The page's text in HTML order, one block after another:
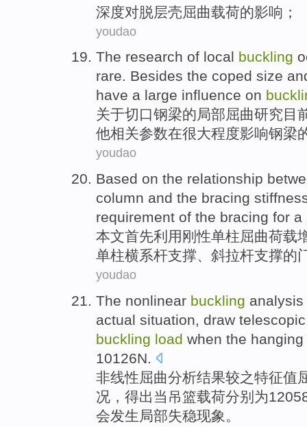
深度对脱层壳屈曲载荷的影响 ；
youdao
The research of local buckling
rare. Besides the coped size
have a large influence on
关于切口钢梁的局部屈曲研究目
他相关参数在很大程度影响钢梁
youdao
Based on the relationship
column and the bracing
requirement of the bracing for
本文首先利用 刚性单柱屈曲荷载
单柱横系杆支撑、斜拉杆支撑的
youdao
The nonlinear buckling analysis
actual situation, draw telescopic
buckling load when the hanging
10126N.
非线性屈曲分析结果较之特征值
况 ， 得出 当 吊篮载荷分别 为
会发生局部失稳现象。